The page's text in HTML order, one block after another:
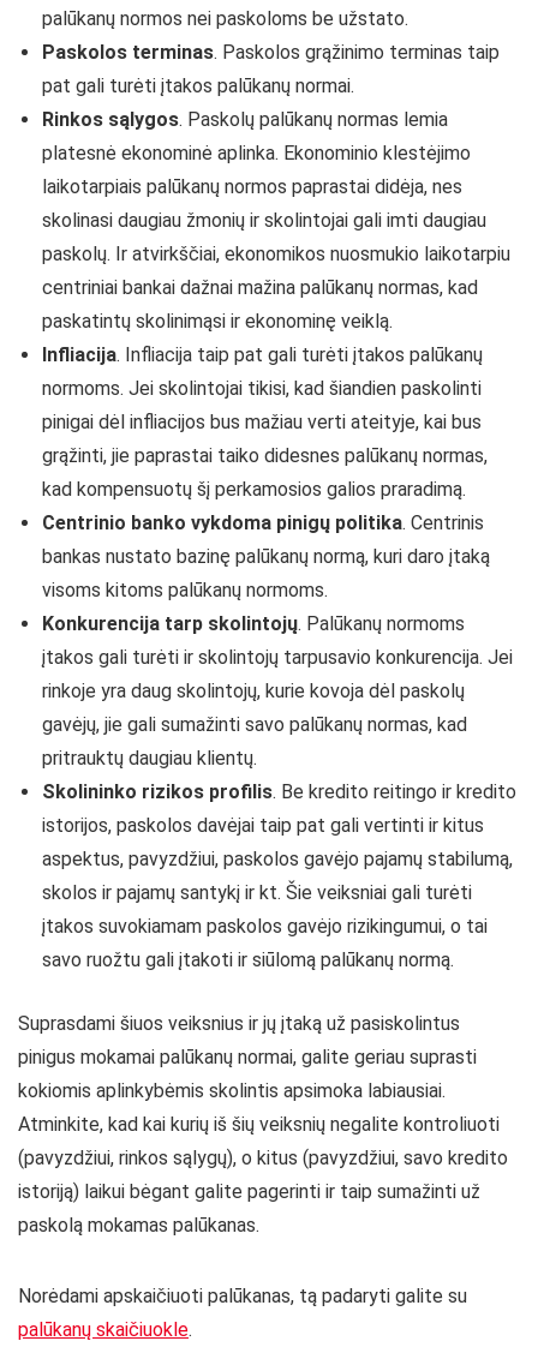
palūkanų normos nei paskoloms be užstato.
Paskolos terminas. Paskolos grąžinimo terminas taip
pat gali turėti įtakos palūkanų normai.
Rinkos sąlygos. Paskolų palūkanų normas lemia
platesnė ekonominė aplinka. Ekonominio klestėjimo
laikotarpiais palūkanų normos paprastai didėja, nes
skolinasi daugiau žmonių ir skolintojai gali imti daugiau
paskolų. Ir atvirkščiai, ekonomikos nuosmukio laikotarpiu
centriniai bankai dažnai mažina palūkanų normas, kad
paskatintų skolinimąsi ir ekonominę veiklą.
Infliacija. Infliacija taip pat gali turėti įtakos palūkanų
normoms. Jei skolintojai tikisi, kad šiandien paskolinti
pinigai dėl infliacijos bus mažiau verti ateityje, kai bus
grąžinti, jie paprastai taiko didesnes palūkanų normas,
kad kompensuotų šį perkamosios galios praradimą.
Centrinio banko vykdoma pinigų politika. Centrinis
bankas nustato bazinę palūkanų normą, kuri daro įtaką
visoms kitoms palūkanų normoms.
Konkurencija tarp skolintojų. Palūkanų normoms
įtakos gali turėti ir skolintojų tarpusavio konkurencija. Jei
rinkoje yra daug skolintojų, kurie kovoja dėl paskolų
gavėjų, jie gali sumažinti savo palūkanų normas, kad
pritrauktų daugiau klientų.
Skolininko rizikos profilis. Be kredito reitingo ir kredito
istorijos, paskolos davėjai taip pat gali vertinti ir kitus
aspektus, pavyzdžiui, paskolos gavėjo pajamų stabilumą,
skolos ir pajamų santykį ir kt. Šie veiksniai gali turėti
įtakos suvokiamam paskolos gavėjo rizikingumui, o tai
savo ruožtu gali įtakoti ir siūlomą palūkanų normą.
Suprasdami šiuos veiksnius ir jų įtaką už pasiskolintus
pinigus mokamai palūkanų normai, galite geriau suprasti
kokiomis aplinkybėmis skolintis apsimoka labiausiai.
Atminkite, kad kai kurių iš šių veiksnių negalite kontroliuoti
(pavyzdžiui, rinkos sąlygų), o kitus (pavyzdžiui, savo kredito
istoriją) laikui bėgant galite pagerinti ir taip sumažinti už
paskolą mokamas palūkanas.
Norėdami apskaičiuoti palūkanas, tą padaryti galite su
palūkanų skaičiuokle.